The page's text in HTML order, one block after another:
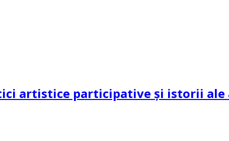
artistice participative și istorii